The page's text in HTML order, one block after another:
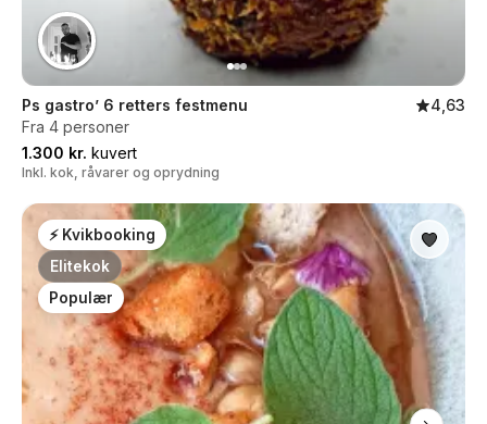
Ps gastro’ 6 retters festmenu
4,63
Fra 4 personer
1.300 kr. kuvert
Inkl. kok, råvarer og oprydning
⚡ Kvikbooking
Elitekok
Populær